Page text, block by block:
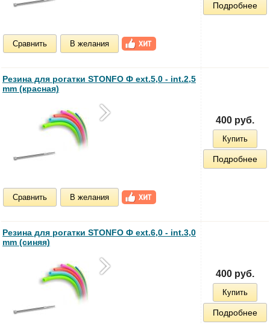
Сравнить В желания
Подробнее
Резина для рогатки STONFO Ф ext.5,0 - int.2,5
mm (красная)
Сравнить В желания
400 руб.
Купить
Подробнее
Резина для рогатки STONFO Ф ext.6,0 - int.3,0
mm (синяя)
400 руб.
Купить
Подробнее